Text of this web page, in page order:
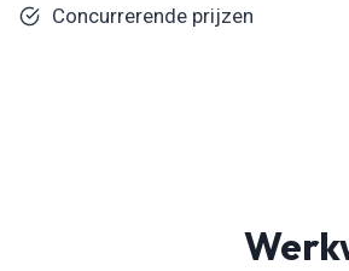
Concurrerende prijzen